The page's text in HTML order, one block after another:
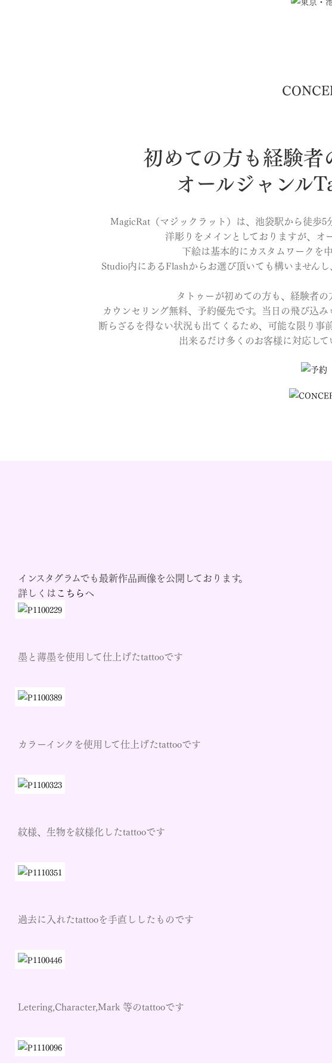
初めての方も経験者
オールジャンル
MagicRat（マジックラット）は、池袋駅から徒歩5
洋彫りをメインとしておりますが、オ
下絵は基本的にカスタムワークを
Studio内にあるFlashからお選び頂いても構いません
タトゥーが初めての方も、経験者の
カウンセリング無料、予約優先です。当日の飛び込
断らざるを得ない状況も出てくるため、可能な限り事
出来るだけ多くのお客様に対応して
インスタグラムでも最新作品画像を公開しております。
詳しくはこちらへ
墨と薄墨を使用して仕上げたtattooです
カラーインクを使用して仕上げたtattooです
紋様、生物を紋様化したtattooです
過去に入れたtattooを手直ししたものです
Letering,Character,Mark 等のtattooです